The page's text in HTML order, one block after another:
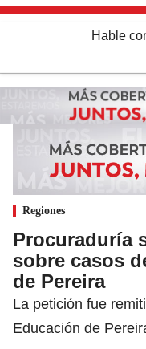
Hable
Regiones
Procuraduría
sobre casos
de Pereira
La petición fue
Educación de